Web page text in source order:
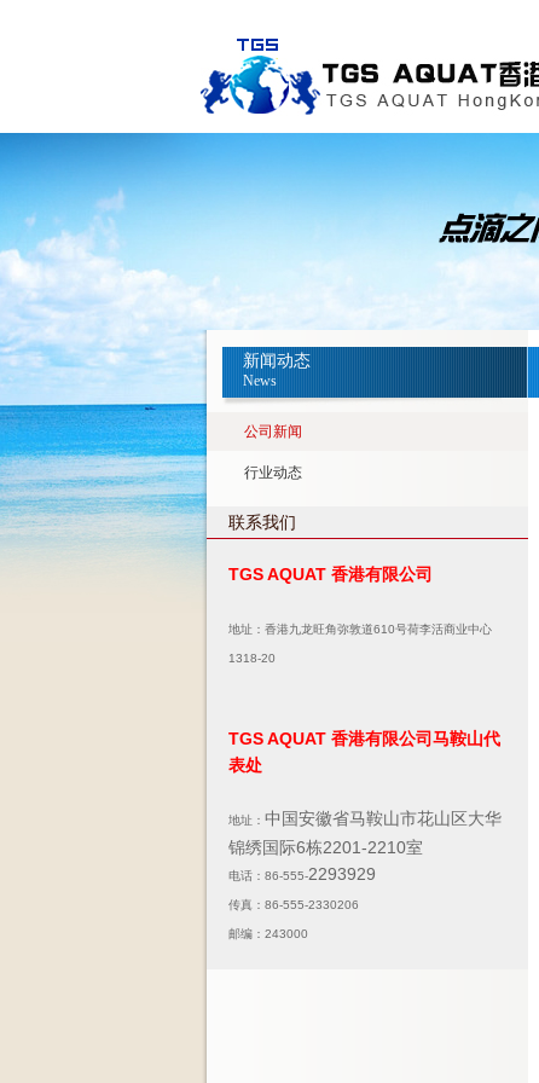
新闻动态
News
公司新闻
行业动态
联系我们
TGS AQUAT 香港有限公司
地址：香港九龙旺角弥敦道610号荷李活商业中心
1318-20
TGS AQUAT 香港有限公司马鞍山代
表处
地址： 中国安徽省马鞍山市花山区大华
锦绣国际6栋2201-2210室
电话：86-555-2293929
传真：86-555-2330206
邮编：243000